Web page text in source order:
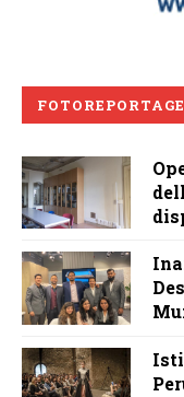
FOTOREPORTAGE